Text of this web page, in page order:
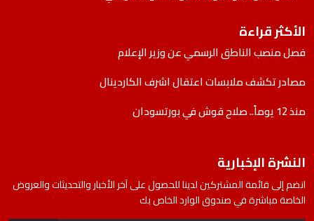
الأكثر قراءة
فصل منصب الناطق الرسمي عن وزير الإعلام
مصادر تكشف ملابسات اعتقال اشرف الكاردينال
منذ 12 يوماً.. صلاح قوش في بورتسودان
النشرة الإخبارية
انضم إلى قائمة المشتركين لدينا للحصول على آخر الأخبار والتحديثات والعروض
الخاصة مباشرة في صندوق الوارد الخاص بك